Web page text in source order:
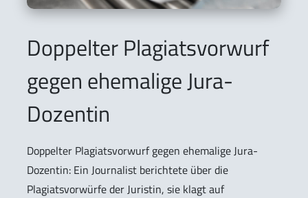
Doppelter Plagiatsvorwurf
gegen ehemalige Jura-
Dozentin
Doppelter Plagiatsvorwurf gegen ehemalige Jura-
Dozentin: Ein Journalist berichtete über die
Plagiatsvorwürfe der Juristin, sie klagt auf